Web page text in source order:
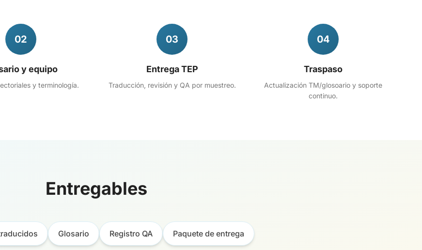
02
y equipo
y terminología.
03
Entrega TEP
Traducción, revisión y QA por muestreo.
04
Traspaso
Actualización TM/glosoario y soporte
continuo.
Entregables
Glosario Registro QA Paquete de entrega